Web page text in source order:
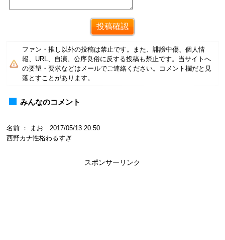
ファン・推し以外の投稿は禁止です。また、誹謗中傷、個人情
報、URL、自演、公序良俗に反する投稿も禁止です。当サイトへ
の要望・要求などはメールでご連絡ください。コメント欄だと見
落とすことがあります。
みんなのコメント
名前 ： まお 2017/05/13 20:50
西野カナ性格わるすぎ
スポンサーリンク